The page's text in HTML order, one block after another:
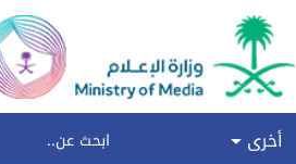
أخرى